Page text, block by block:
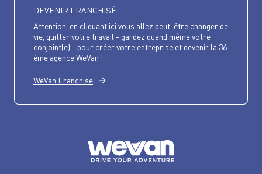
DEVENIR FRANCHISÉ
Attention, en cliquant ici vous allez peut-être changer de
vie, quitter votre travail - gardez quand même votre
conjoint(e) - pour créer votre entreprise et devenir la 36
ème agence WeVan !
WeVan Franchise